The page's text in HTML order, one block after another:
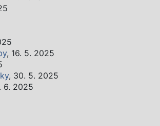
, 16. 5. 2025
, 30. 5. 2025
6. 2025